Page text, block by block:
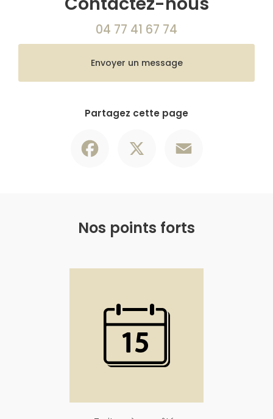
04 77 41 67 74
Envoyer un message
Partagez cette page
Nos points forts